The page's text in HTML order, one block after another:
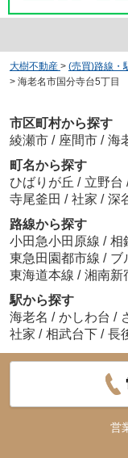
大樹不動産 > (売買)路線・
> 海老名市国分寺台5丁目
市区町村から探す
綾瀬市 / 座間市 / 海
町名から探す
ひばりが丘 / 立野台
寺尾釜田 / 社家 / 深
路線から探す
小田急小田原線 / 相
東急田園都市線 / ブ
東海道本線 / 湘南新
駅から探す
海老名 / かしわ台 /
社家 / 相武台下 / 長
営